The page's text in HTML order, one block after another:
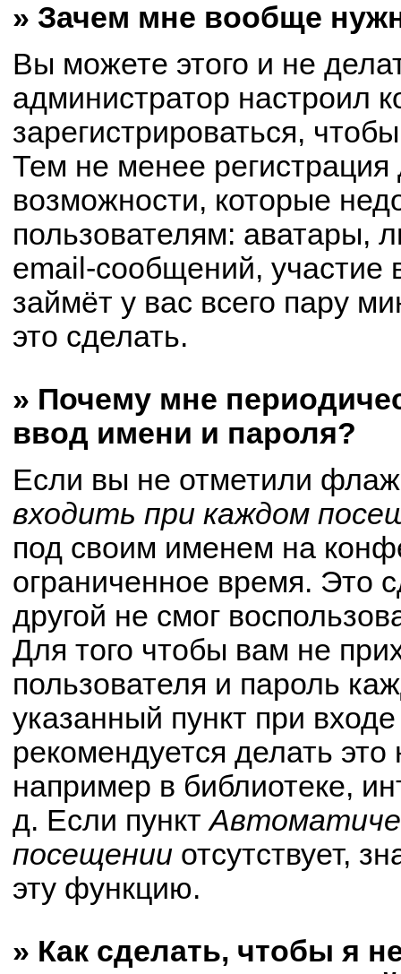
» Зачем мне вообще
Вы можете этого и не
администратор настроил
зарегистрироваться,
Тем не менее
возможности, которые
пользователям: аватары,
email-сообщений, участие
займёт у вас всего пару
это сделать.
» Почему мне
ввод имени и пароля?
Если вы не отметили
входить при каждом
под своим именем на
ограниченное время. Это
другой не смог
Для того чтобы вам не
пользователя и пароль
указанный пункт при
рекомендуется делать
например в библиотеке,
д. Если пункт
посещении отсутствует,
эту функцию.
» Как сделать, чтобы я